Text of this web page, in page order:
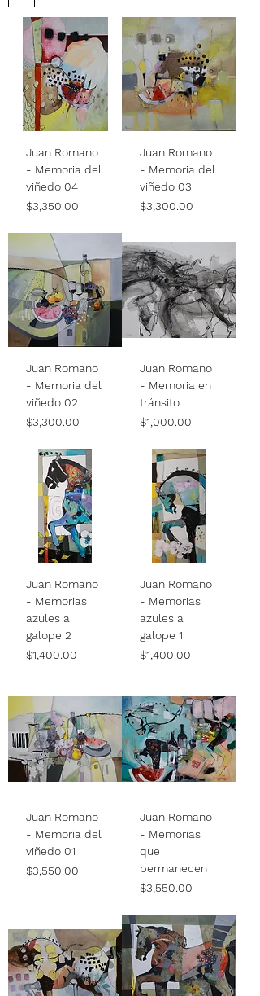
Juan Romano
- Memoria del
viñedo 04
Price
$3,350.00
Juan Romano
- Memoria del
viñedo 03
Price
$3,300.00
Juan Romano
- Memoria del
viñedo 02
Price
$3,300.00
Juan Romano
- Memoria en
tránsito
Price
$1,000.00
Juan Romano
- Memorias
azules a
galope 2
Price
$1,400.00
Juan Romano
- Memorias
azules a
galope 1
Price
$1,400.00
Juan Romano
- Memoria del
viñedo 01
Price
$3,550.00
Juan Romano
- Memorias
que
permanecen
Price
$3,550.00